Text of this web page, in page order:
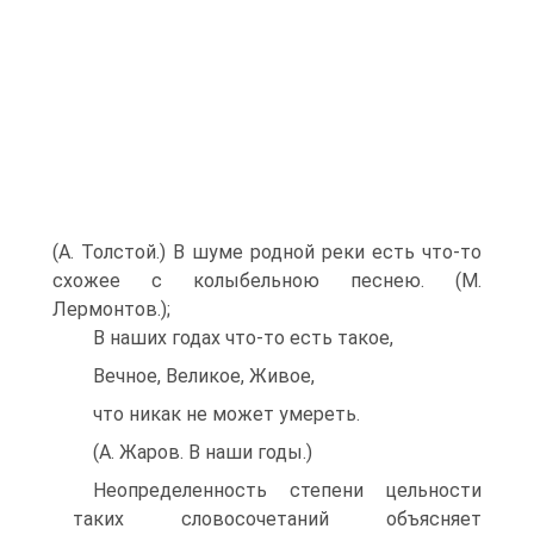
(А. Толстой.) В шуме родной реки есть что-то
схожее с колыбельною песнею. (М.
Лермонтов.);
В наших годах что-то есть такое,
Вечное, Великое, Живое,
что никак не может умереть.
(А. Жаров. В наши годы.)
Неопределенность степени цельности
таких словосочетаний объясняет